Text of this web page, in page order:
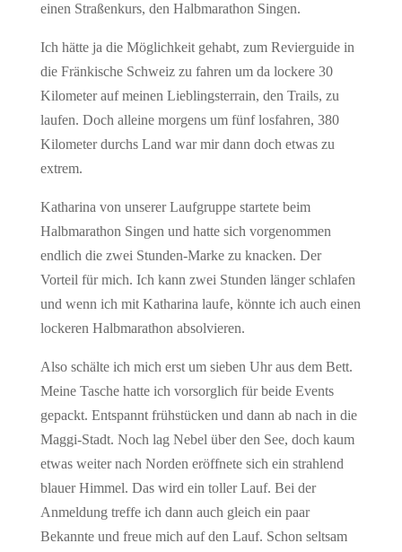
einen Straßenkurs, den Halbmarathon Singen.
Ich hätte ja die Möglichkeit gehabt, zum Revierguide in
die Fränkische Schweiz zu fahren um da lockere 30
Kilometer auf meinen Lieblingsterrain, den Trails, zu
laufen. Doch alleine morgens um fünf losfahren, 380
Kilometer durchs Land war mir dann doch etwas zu
extrem.
Katharina von unserer Laufgruppe startete beim
Halbmarathon Singen und hatte sich vorgenommen
endlich die zwei Stunden-Marke zu knacken. Der
Vorteil für mich. Ich kann zwei Stunden länger schlafen
und wenn ich mit Katharina laufe, könnte ich auch einen
lockeren Halbmarathon absolvieren.
Also schälte ich mich erst um sieben Uhr aus dem Bett.
Meine Tasche hatte ich vorsorglich für beide Events
gepackt. Entspannt frühstücken und dann ab nach in die
Maggi-Stadt. Noch lag Nebel über den See, doch kaum
etwas weiter nach Norden eröffnete sich ein strahlend
blauer Himmel. Das wird ein toller Lauf. Bei der
Anmeldung treffe ich dann auch gleich ein paar
Bekannte und freue mich auf den Lauf. Schon seltsam